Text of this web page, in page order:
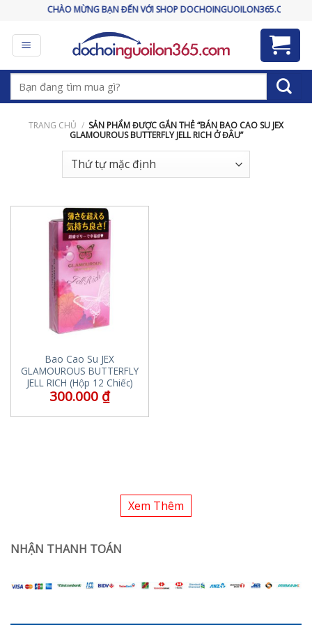
content
CHÀO MỪNG BẠN ĐẾN VỚI SHOP DOCHOINGUOILON365.COM
Tìm
kiếm:
TRANG CHỦ / SẢN PHẨM ĐƯỢC GẮN THẺ “BÁN BAO CAO SU JEX
GLAMOUROUS BUTTERFLY JELL RICH Ở ĐÂU”
Bao Cao Su JEX
GLAMOUROUS BUTTERFLY
JELL RICH (Hộp 12 Chiếc)
300.000 ₫
Xem Thêm
NHẬN THANH TOÁN